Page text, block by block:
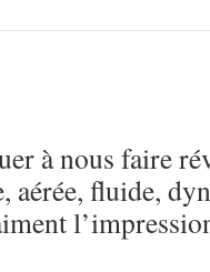
à nous faire
aérée, fluide,